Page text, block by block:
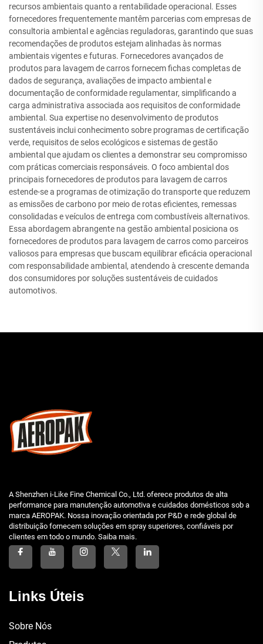
recursos ambientais quanto a rentabilidade operacional. Esses
fornecedores frequentemente mantêm parcerias com empresas de
consultoria ambiental e agências reguladoras, garantindo que suas
recomendações de produtos estejam alinhadas às normas
ambientais vigentes e futuras. Fornecedores avançados de
produtos para lavagem de carros fornecem fichas completas de
dados de segurança, avaliações de impacto ambiental e
documentação de conformidade regulamentar, simplificando a
carga administrativa associada aos requisitos de conformidade
ambiental. Sua expertise no desenvolvimento de produtos
sustentáveis inclui conhecimento sobre programas de certificação
verde, requisitos de selos ecológicos e sistemas de gestão
ambiental que ajudam os clientes a demonstrar seu compromisso
com práticas comerciais responsáveis. O foco ambiental dos
principais fornecedores de produtos para lavagem de carros
estende-se a programas de otimização do transporte que reduzem
as emissões de carbono por meio de rotas eficientes, remessas
consolidadas e veículos de entrega com combustíveis alternativos.
Essa abordagem abrangente na gestão ambiental posiciona os
fornecedores de produtos para lavagem de carros como parceiros
valiosos para empresas que buscam equilibrar eficácia operacional
com responsabilidade ambiental, atendendo à crescente demanda
dos consumidores por soluções sustentáveis de cuidados
automotivos.
A Shenzhen i-Like Fine Chemical Co., Ltd. oferece produtos de alta
performance para manutenção automotiva e cuidados domésticos sob a
marca AEROPAK. Nossa inovação orientada por P&D e rede global de
distribuição fornecem soluções em spray superiores, confiáveis por
clientes em todo o mundo. Saiba mais.
Links Úteis
Sobre Nós